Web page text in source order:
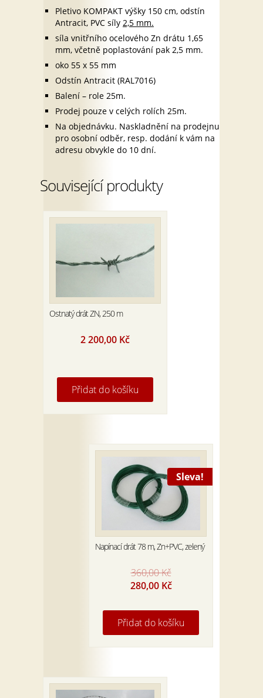
Pletivo KOMPAKT výšky 150 cm, odstín
Antracit, PVC síly 2,5 mm.
síla vnitřního ocelového Zn drátu 1,65
mm, včetně poplastování pak 2,5 mm.
oko 55 x 55 mm
Odstín Antracit (RAL7016)
Balení – role 25m.
Prodej pouze v celých rolích 25m.
Na objednávku. Naskladnění na prodejnu
pro osobní odběr, resp. dodání k vám na
adresu obvykle do 10 dní.
Související produkty
Ostnatý drát ZN, 250 m
2 200,00 Kč
Přidat do košíku
Sleva!
Napínací drát 78 m, Zn+PVC, zelený
360,00Kč
Original
360,00 Kč.
280,00 KčCurrent
280,00 Kč.
Přidat do košíku